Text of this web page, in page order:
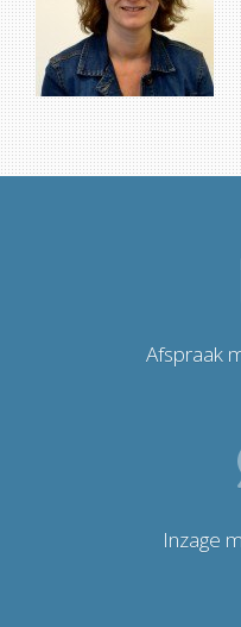
Afspraak
Inzage